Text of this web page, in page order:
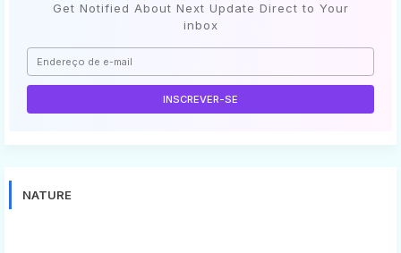
Get Notified About Next Update Direct to Your
inbox
NATURE